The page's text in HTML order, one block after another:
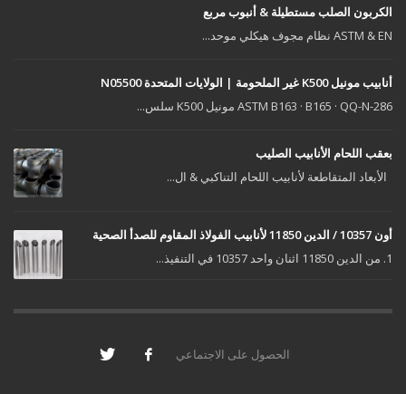
الكربون الصلب مستطيلة & أنبوب مربع
ASTM & EN نظام مجوف هيكلي موحد...
أنابيب مونيل K500 غير الملحومة | الولايات المتحدة N05500
ASTM B163 · B165 · QQ-N-286 مونيل K500 سلس...
بعقب اللحام الأنابيب الصليب
الأبعاد المتقاطعة لأنابيب اللحام التناكبي & ال...
أون 10357 / الدين 11850 لأنابيب الفولاذ المقاوم للصدأ الصحية
1. من الدين 11850 اثنان واحد 10357 في التنفيذ...
الحصول على الاجتماعي